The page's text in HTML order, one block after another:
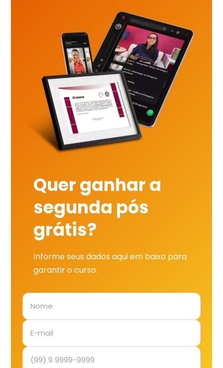
Quer ganhar a
segunda pós
grátis?
Informe seus dados aqui em baixo para
garantir o curso.